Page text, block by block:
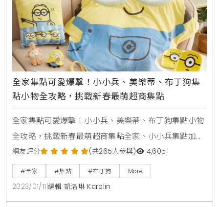
全家集點可愛爆擊！小小兵、美樂蒂、布丁狗集
點小物全攻略，挑戰新春最萌超商集點
全家集點可愛爆擊！小小兵、美樂蒂、布丁狗集點小物
全攻略，挑戰新春最萌超商集點全家、小小兵集點加價
購活動時間：1/11至2/7加價購品項：1、小小兵伸縮鑰匙
包(香蕉款/提姆熊款)400點+299元、2000點+249元
2、小小兵垂腳提袋(提姆熊款)400點+299元、2000點
+249元3、小小兵垂腳提袋(蘿蔔款)400點+349元、
網友評分 (共265人參與) 4,605
#全家 #集點 #布丁狗 More
2023/01/11 編輯 凱洛琳 Karolin